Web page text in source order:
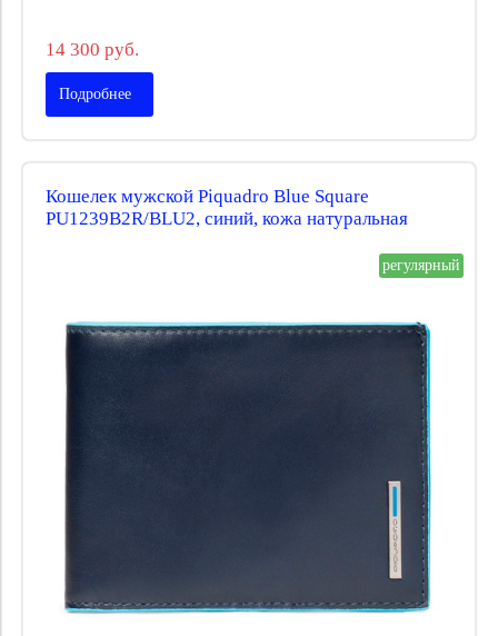
14 300 руб.
Подробнее
Кошелек мужской Piquadro Blue Square
PU1239B2R/BLU2, синий, кожа натуральная
регулярный